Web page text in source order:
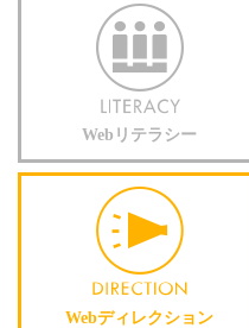
Webリテラシー
Webディレクション